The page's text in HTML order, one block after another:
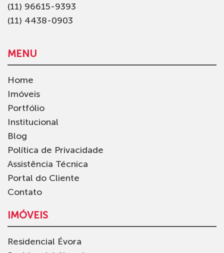
(11) 96615-9393
(11) 4438-0903
MENU
Home
Imóveis
Portfólio
Institucional
Blog
Política de Privacidade
Assistência Técnica
Portal do Cliente
Contato
IMÓVEIS
Residencial Évora